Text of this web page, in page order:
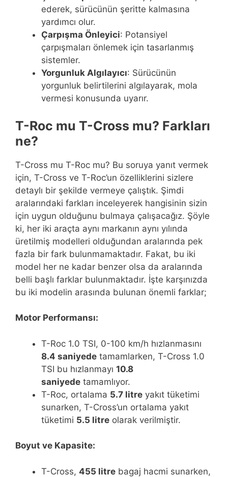
ederek, sürücünün şeritte kalmasına
yardımcı olur.
Çarpışma Önleyici: Potansiyel
çarpışmaları önlemek için tasarlanmış
sistemler.
Yorgunluk Algılayıcı: Sürücünün
yorgunluk belirtilerini algılayarak, mola
vermesi konusunda uyarır.
T-Roc mu T-Cross mu? Farkları
ne?
T-Cross mu T-Roc mu? Bu soruya yanıt vermek
için, T-Cross ve T-Roc’un özelliklerini sizlere
detaylı bir şekilde vermeye çalıştık. Şimdi
aralarındaki farkları inceleyerek hangisinin sizin
için uygun olduğunu bulmaya çalışacağız. Şöyle
ki, her iki araçta aynı markanın aynı yılında
üretilmiş modelleri olduğundan aralarında pek
fazla bir fark bulunmamaktadır. Fakat, bu iki
model her ne kadar benzer olsa da aralarında
belli başlı farklar bulunmaktadır. İşte karşınızda
bu iki modelin arasında bulunan önemli farklar;
Motor Performansı:
T-Roc 1.0 TSI, 0-100 km/h hızlanmasını
8.4 saniyede tamamlarken, T-Cross 1.0
TSI bu hızlanmayı 10.8
saniyede tamamlıyor.
T-Roc, ortalama 5.7 litre yakıt tüketimi
sunarken, T-Cross’un ortalama yakıt
tüketimi 5.5 litre olarak verilmiştir.
Boyut ve Kapasite:
T-Cross, 455 litre bagaj hacmi sunarken,